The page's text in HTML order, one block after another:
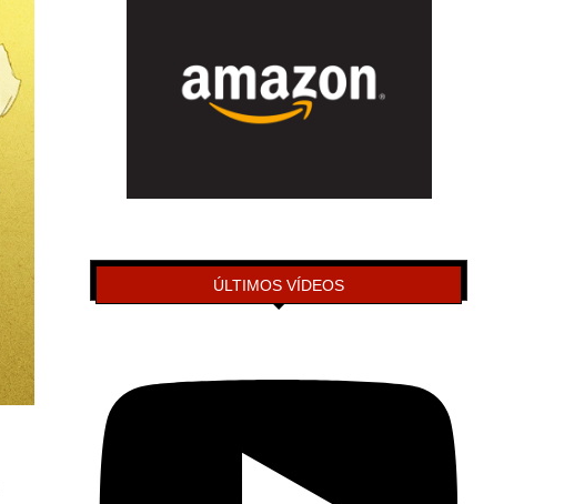
ÚLTIMOS VÍDEOS